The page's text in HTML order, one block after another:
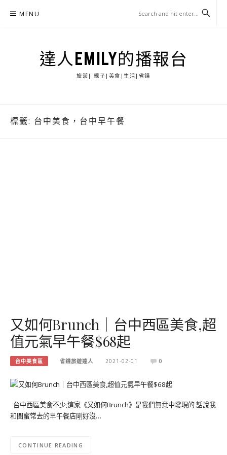
MENU
達人EMILY的播報台
旅遊| 親子|美食|生活|省錢
標籤: 台中美食，台中早午餐
又如何Brunch｜台中西區美食,超
值元氣早午餐$68起
台中美食區 省錢旅遊達人 2021-02-01 0
台中西區美食不少,這家《又如何Brunch》是我們無意中發現的 話說我
和閨蜜常去的早午餐店剛好沒…
CONTINUE READING